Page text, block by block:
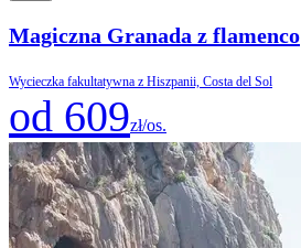
Magiczna Granada z flamenco
Wycieczka fakultatywna z Hiszpanii, Costa del Sol
od 609zł/os.